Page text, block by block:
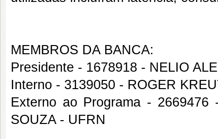
MEMBROS DA BANCA:
Presidente - 1678918 - NELIO
Interno - 3139050 - ROGER
Externo ao Programa - 2669476
SOUZA - UFRN